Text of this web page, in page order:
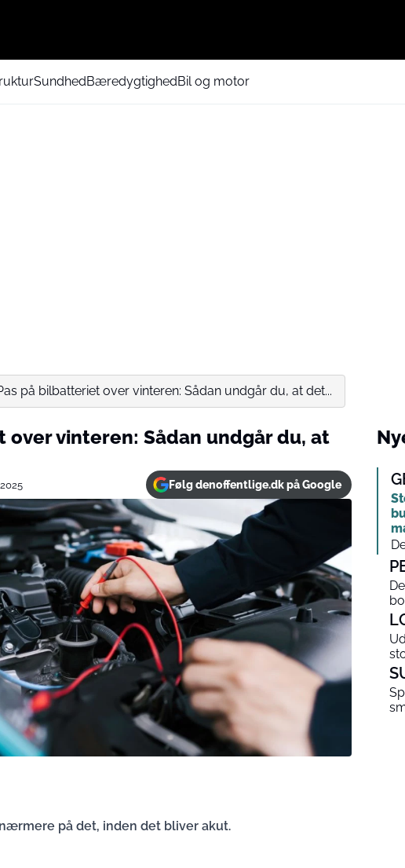
SundhedBæredygtighedBil og motor
på bilbatteriet over vinteren: Sådan undgår du, at det...
over vinteren: Sådan undgår du, at
Følg denoffentlige.dk på Google
på det, inden det bliver akut.